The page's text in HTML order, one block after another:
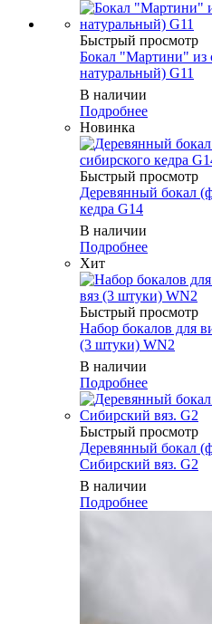
Быстрый просмотр
Бокал "Мартини" из
натуральный) G11
В наличии
Подробнее
Новинка
Быстрый просмотр
Деревянный бокал
кедра G14
В наличии
Подробнее
Хит
Быстрый просмотр
Набор бокалов для
(3 штуки) WN2
В наличии
Подробнее
Быстрый просмотр
Деревянный бокал
Сибирский вяз. G2
В наличии
Подробнее